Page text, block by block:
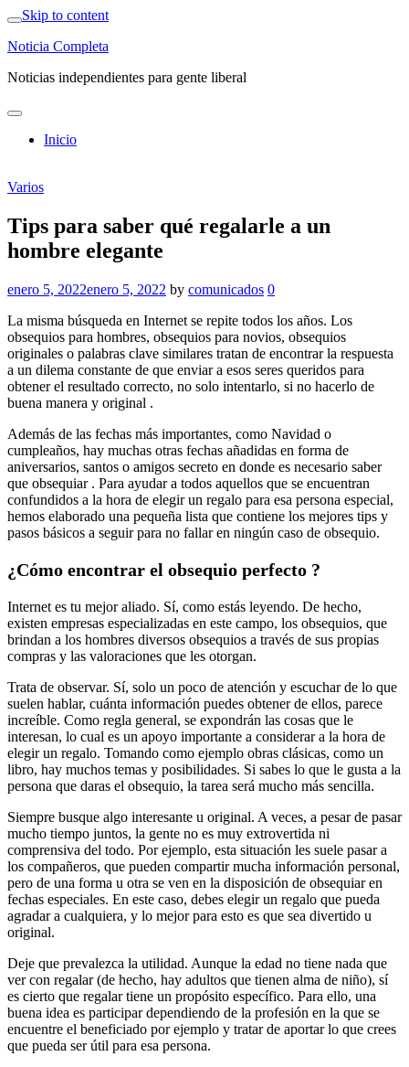
Skip to content
Noticia Completa
Noticias independientes para gente liberal
Inicio
Varios
Tips para saber qué regalarle a un
hombre elegante
enero 5, 2022enero 5, 2022 by comunicados 0
La misma búsqueda en Internet se repite todos los años. Los
obsequios para hombres, obsequios para novios, obsequios
originales o palabras clave similares tratan de encontrar la respuesta
a un dilema constante de que enviar a esos seres queridos para
obtener el resultado correcto, no solo intentarlo, si no hacerlo de
buena manera y original .
Además de las fechas más importantes, como Navidad o
cumpleaños, hay muchas otras fechas añadidas en forma de
aniversarios, santos o amigos secreto en donde es necesario saber
que obsequiar . Para ayudar a todos aquellos que se encuentran
confundidos a la hora de elegir un regalo para esa persona especial,
hemos elaborado una pequeña lista que contiene los mejores tips y
pasos básicos a seguir para no fallar en ningún caso de obsequio.
¿Cómo encontrar el obsequio perfecto ?
Internet es tu mejor aliado. Sí, como estás leyendo. De hecho,
existen empresas especializadas en este campo, los obsequios, que
brindan a los hombres diversos obsequios a través de sus propias
compras y las valoraciones que les otorgan.
Trata de observar. Sí, solo un poco de atención y escuchar de lo que
suelen hablar, cuánta información puedes obtener de ellos, parece
increíble. Como regla general, se expondrán las cosas que le
interesan, lo cual es un apoyo importante a considerar a la hora de
elegir un regalo. Tomando como ejemplo obras clásicas, como un
libro, hay muchos temas y posibilidades. Si sabes lo que le gusta a la
persona que daras el obsequio, la tarea será mucho más sencilla.
Siempre busque algo interesante u original. A veces, a pesar de pasar
mucho tiempo juntos, la gente no es muy extrovertida ni
comprensiva del todo. Por ejemplo, esta situación les suele pasar a
los compañeros, que pueden compartir mucha información personal,
pero de una forma u otra se ven en la disposición de obsequiar en
fechas especiales. En este caso, debes elegir un regalo que pueda
agradar a cualquiera, y lo mejor para esto es que sea divertido u
original.
Deje que prevalezca la utilidad. Aunque la edad no tiene nada que
ver con regalar (de hecho, hay adultos que tienen alma de niño), sí
es cierto que regalar tiene un propósito específico. Para ello, una
buena idea es participar dependiendo de la profesión en la que se
encuentre el beneficiado por ejemplo y tratar de aportar lo que crees
que pueda ser útil para esa persona.